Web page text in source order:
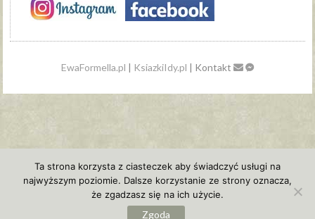
EwaFormella.pl | KsiazkiIdy.pl | Kontakt
Ta strona korzysta z ciasteczek aby świadczyć usługi na
najwyższym poziomie. Dalsze korzystanie ze strony oznacza,
że zgadzasz się na ich użycie.
Zgoda